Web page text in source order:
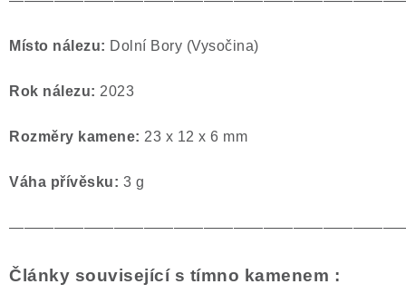
Místo nálezu: Dolní Bory (Vysočina)
Rok nálezu: 2023
Rozměry kamene: 23 x 12 x 6 mm
Váha přívěsku: 3 g
Články související s tímno kamenem :